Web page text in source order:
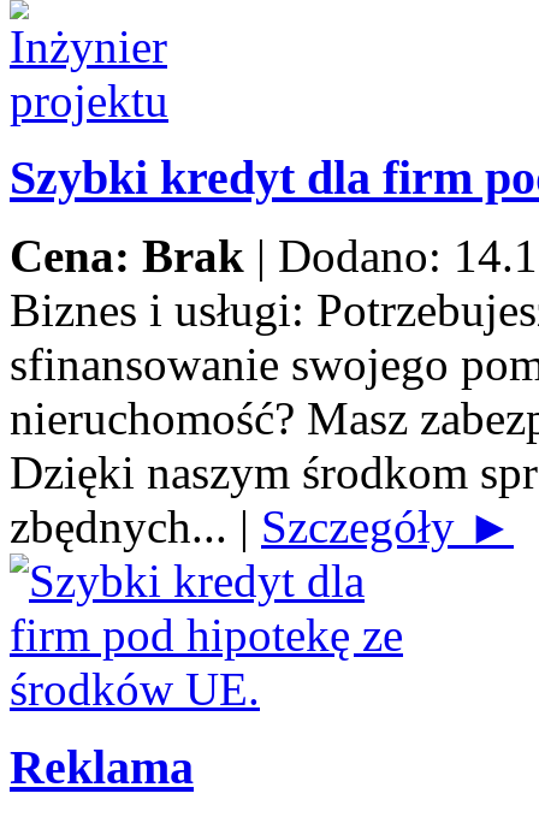
Szybki kredyt dla firm
Cena: Brak | Dodano:
Biznes i usługi:
sfinansowanie swojego
nieruchomość? Masz
Dzięki naszym środkom
zbędnych... | Szczegóły ►
Reklama